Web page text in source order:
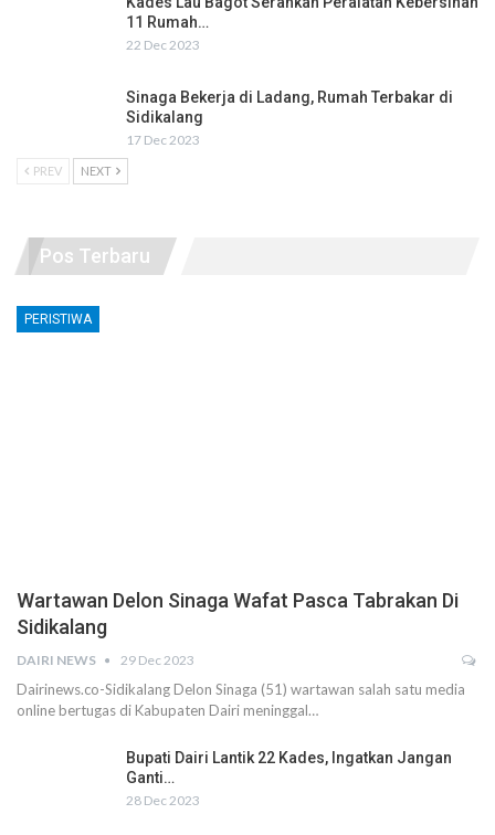
11 Rumah…
22 Dec 2023
Sinaga Bekerja di Ladang, Rumah Terbakar di
Sidikalang
17 Dec 2023
PREV NEXT
Pos Terbaru
PERISTIWA
Wartawan Delon Sinaga Wafat Pasca Tabrakan Di
Sidikalang
DAIRI NEWS 29 Dec 2023
Dairinews.co-Sidikalang Delon Sinaga (51) wartawan salah satu media
online bertugas di Kabupaten Dairi meninggal…
Bupati Dairi Lantik 22 Kades, Ingatkan Jangan
Ganti…
28 Dec 2023